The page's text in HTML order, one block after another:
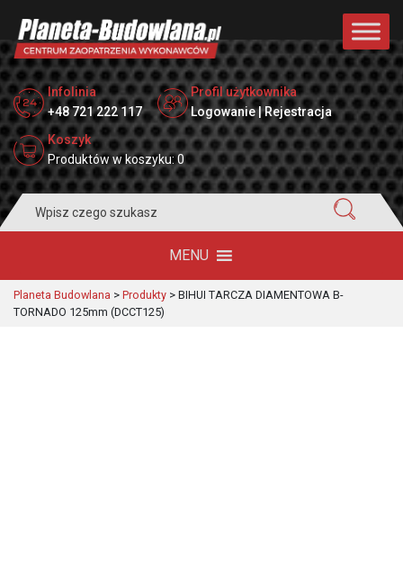
Infolinia
+48 721 222 117
Profil użytkownika
Logowanie | Rejestracja
Koszyk
Produktów w koszyku: 0
for:
MENU
Planeta Budowlana > Produkty > BIHUI TARCZA DIAMENTOWA B-
TORNADO 125mm (DCCT125)